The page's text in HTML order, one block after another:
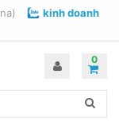
kinh doanh
0